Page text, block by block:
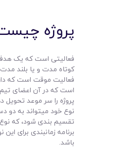
پروژه
فعالیتی است که یک
کوتاه مدت و یا بلند مدت
فعالیت موقت است که
است که در آن اعضای تیم
پروژه را سر موعد تحویل
نوع خود میتواند به دو
تقسیم بندی شود، که
برنامه زمانبندی برای
باشد.